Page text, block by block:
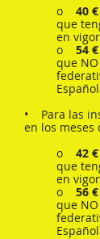
o 40 €
que
en
o 54 €
que
• Para las
en los meses
o 42 €
que
en
o 56 €
que